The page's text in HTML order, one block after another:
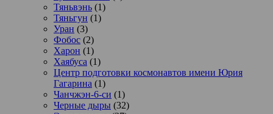
Тяньвэнь (1)
Тяньгун (1)
Уран (3)
Фобос (2)
Харон (1)
Хаябуса (1)
Центр подготовки космонавтов имени Юрия
Гагарина (1)
Чанчжэн-6-си (1)
Черные дыры (32)